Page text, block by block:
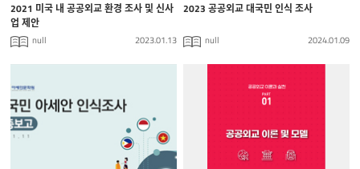
2021 미국 내 공공외교 환경 조사 및 신사
업 제안
null 2023.01.13
2023 공공외교 대국민 인식 조사
null 2024.01.09